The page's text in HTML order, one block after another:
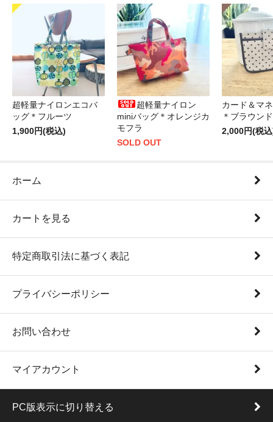
超軽量ナイロンエコバ
ッグ＊フルーツ
1,900円(税込)
超軽量ナイロン
miniバッグ＊オレンジカ
モフラ
SOLD OUT
カード＆マ
＊ブラウン
2,000円(税
ホーム
カートを見る
特定商取引法に基づく表記
プライバシーポリシー
お問い合わせ
マイアカウント
PC版表示に切り替える